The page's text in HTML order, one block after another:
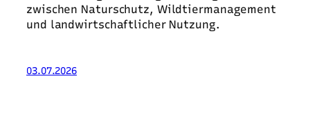
zwischen Naturschutz, Wildtiermanagement
und landwirtschaftlicher Nutzung.
03.07.2026